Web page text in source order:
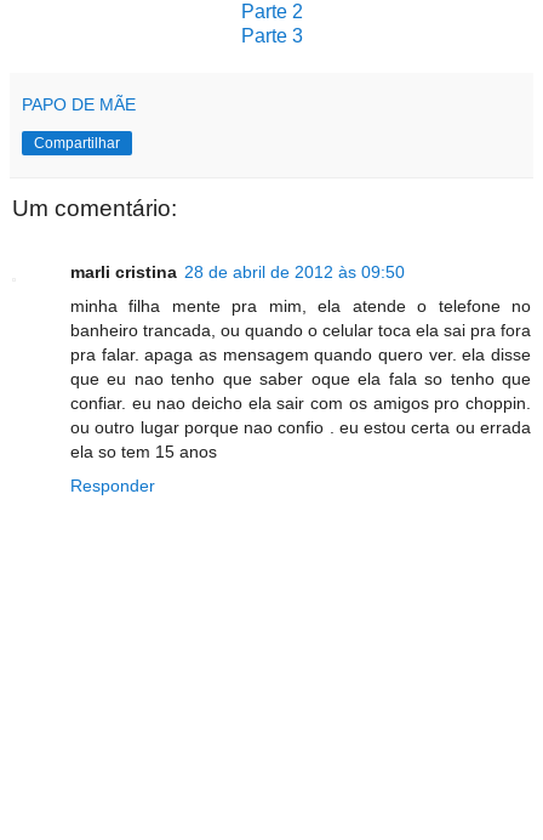
Parte 2
Parte 3
PAPO DE MÃE
Compartilhar
Um comentário:
marli cristina 28 de abril de 2012 às 09:50
minha filha mente pra mim, ela atende o telefone no
banheiro trancada, ou quando o celular toca ela sai pra fora
pra falar. apaga as mensagem quando quero ver. ela disse
que eu nao tenho que saber oque ela fala so tenho que
confiar. eu nao deicho ela sair com os amigos pro choppin.
ou outro lugar porque nao confio . eu estou certa ou errada
ela so tem 15 anos
Responder